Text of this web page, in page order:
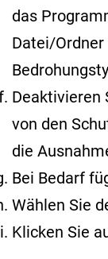
das
Datei/Ordner
Deaktivieren
von den
die
Bei Bedarf
Wählen Sie
Klicken Sie